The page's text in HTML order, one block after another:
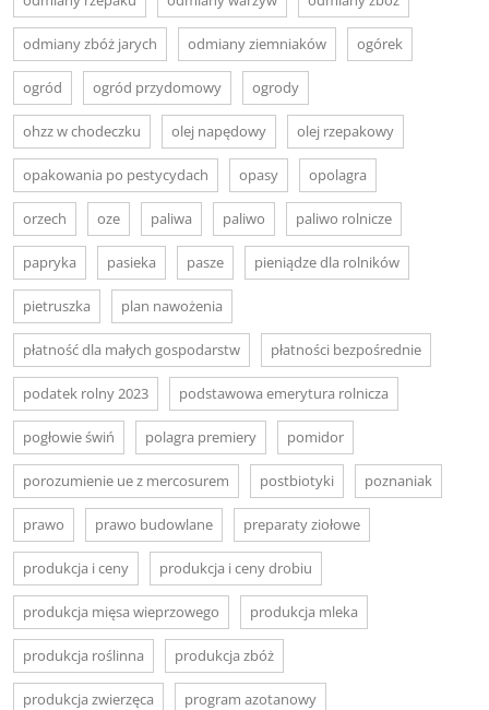
odmiany zbóż jarych odmiany ziemniaków ogórek
ogród ogród przydomowy ogrody
ohzz w chodeczku olej napędowy olej rzepakowy
opakowania po pestycydach opasy opolagra
orzech oze paliwa paliwo paliwo rolnicze
papryka pasieka pasze pieniądze dla rolników
pietruszka plan nawożenia
płatność dla małych gospodarstw płatności bezpośrednie
podatek rolny 2023 podstawowa emerytura rolnicza
pogłowie świń polagra premiery pomidor
porozumienie ue z mercosurem postbiotyki poznaniak
prawo prawo budowlane preparaty ziołowe
produkcja i ceny produkcja i ceny drobiu
produkcja mięsa wieprzowego produkcja mleka
produkcja roślinna produkcja zbóż
produkcja zwierzęca program azotanowy